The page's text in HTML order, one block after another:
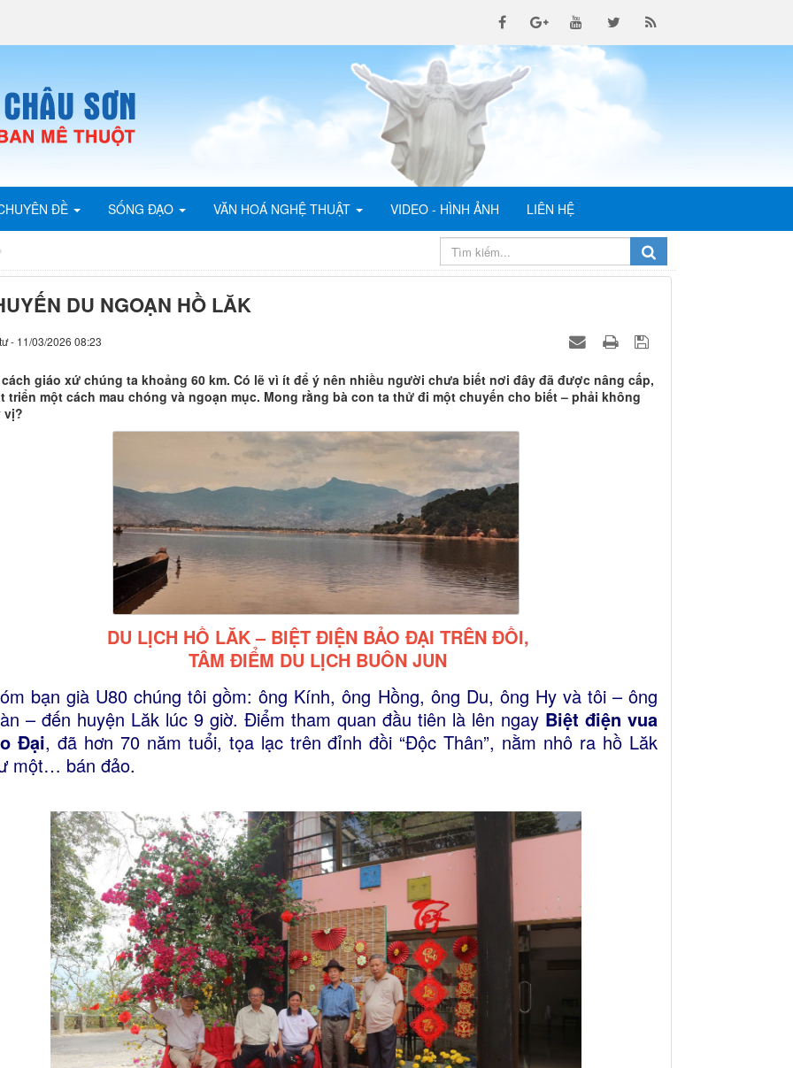
ĐỀ SỐNG ĐẠO VĂN HOÁ NGHỆ THUẬT VIDEO - HÌNH ẢNH LIÊN HỆ
DU NGOẠN HỒ LĂK
- 11/03/2026 08:23
giáo xứ chúng ta khoảng 60 km. Có lẽ vì ít để ý nên nhiều người chưa biết nơi đây đã được nâng cấp,
triển một cách mau chóng và ngoạn mục. Mong rằng bà con ta thử đi một chuyến cho biết – phải không
vị?
DU LỊCH HỒ LĂK – BIỆT ĐIỆN BẢO ĐẠI TRÊN ĐỒI,
TÂM ĐIỂM DU LỊCH BUÔN JUN
bạn già U80 chúng tôi gồm: ông Kính, ông Hồng, ông Du, ông Hy và tôi – ông
– đến huyện Lăk lúc 9 giờ. Điểm tham quan đầu tiên là lên ngay Biệt điện vua
Đại, đã hơn 70 năm tuổi, tọa lạc trên đỉnh đồi “Độc Thân”, nằm nhô ra hồ Lăk
một… bán đảo.